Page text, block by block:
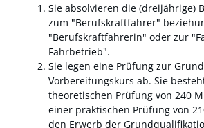
Sie absolvieren die (dreijährige)
zum "Berufskraftfahrer"
"Berufskraftfahrerin" oder zur
Fahrbetrieb".
Sie legen eine Prüfung zur
Vorbereitungskurs ab. Sie
theoretischen Prüfung von 240
einer praktischen Prüfung von
den Erwerb der